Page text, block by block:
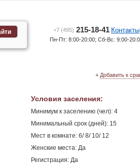
+7 (495) 215-18-41 Контакты
Пн-Пт: 8:00-20:00; Сб-Вс: 9:00-
+ Добавить к
Условия заселения:
Минимум к заселению (чел): 4
Минимальный срок (дней): 15
Мест в комнате: 6/ 8/ 10/ 12
Женские места: Да
Регистрация: Да